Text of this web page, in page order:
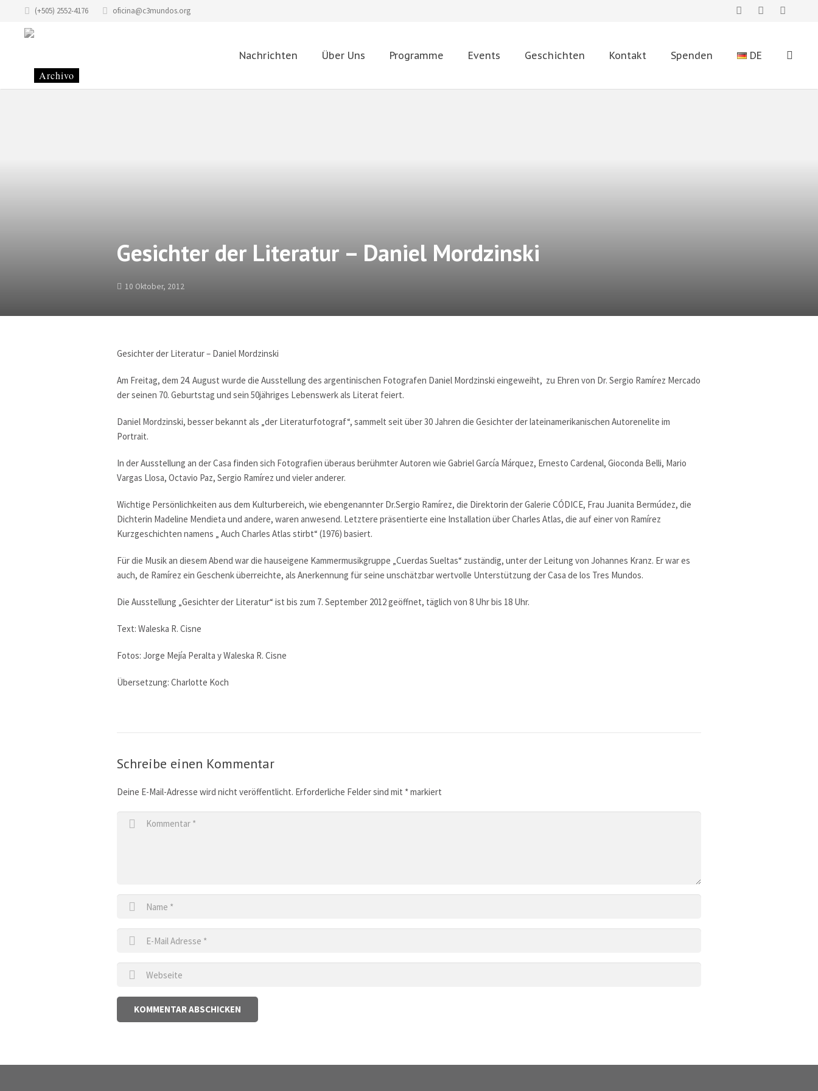
(+505) 2552-4176 oficina@c3mundos.org
Nachrichten Über Uns Programme Events Geschichten Kontakt Spenden DE
Gesichter der Literatur – Daniel Mordzinski
10 Oktober, 2012
Gesichter der Literatur – Daniel Mordzinski
Am Freitag, dem 24. August wurde die Ausstellung des argentinischen Fotografen Daniel Mordzinski eingeweiht, zu Ehren von Dr. Sergio Ramírez Mercado
der seinen 70. Geburtstag und sein 50jähriges Lebenswerk als Literat feiert.
Daniel Mordzinski, besser bekannt als „der Literaturfotograf“, sammelt seit über 30 Jahren die Gesichter der lateinamerikanischen Autorenelite im
Portrait.
In der Ausstellung an der Casa finden sich Fotografien überaus berühmter Autoren wie Gabriel García Márquez, Ernesto Cardenal, Gioconda Belli, Mario
Vargas Llosa, Octavio Paz, Sergio Ramírez und vieler anderer.
Wichtige Persönlichkeiten aus dem Kulturbereich, wie ebengenannter Dr.Sergio Ramírez, die Direktorin der Galerie CÓDICE, Frau Juanita Bermúdez, die
Dichterin Madeline Mendieta und andere, waren anwesend. Letztere präsentierte eine Installation über Charles Atlas, die auf einer von Ramírez
Kurzgeschichten namens „ Auch Charles Atlas stirbt“ (1976) basiert.
Für die Musik an diesem Abend war die hauseigene Kammermusikgruppe „Cuerdas Sueltas“ zuständig, unter der Leitung von Johannes Kranz. Er war es
auch, de Ramírez ein Geschenk überreichte, als Anerkennung für seine unschätzbar wertvolle Unterstützung der Casa de los Tres Mundos.
Die Ausstellung „Gesichter der Literatur“ ist bis zum 7. September 2012 geöffnet, täglich von 8 Uhr bis 18 Uhr.
Text: Waleska R. Cisne
Fotos: Jorge Mejía Peralta y Waleska R. Cisne
Übersetzung: Charlotte Koch
Schreibe einen Kommentar
Deine E-Mail-Adresse wird nicht veröffentlicht. Erforderliche Felder sind mit *markiert